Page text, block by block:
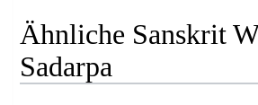
Ähnliche Sanskrit
Sadarpa